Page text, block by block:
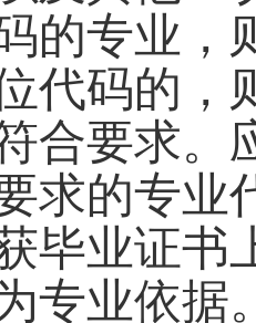
的专业，
代码的，
合要求。
求的专业
毕业证书
专业依据